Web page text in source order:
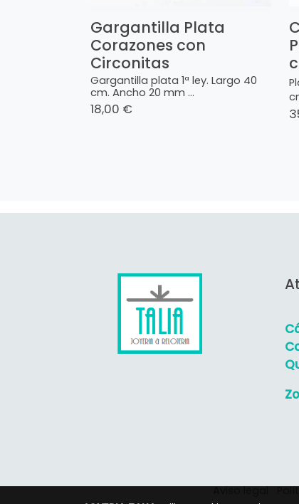
Gargantilla Plata
Corazones con
Circonitas
Gargantilla plata 1ª ley. Largo 40
cm. Ancho 20 mm ...
18,00 €
Aviso legal